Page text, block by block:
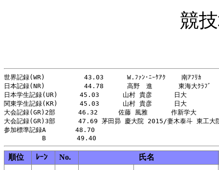
競
世界記録(WR)          43.03      W.ﾌｧﾝ･ﾆｰｹｱｸ    南ｱﾌﾘｶ
日本記録(NR)          44.78      高野　進    　 東海大ｸﾗﾌﾞ
日本学生記録(UR)    　45.03      山村 貴彦   　 日大
関東学生記録(KR)    　45.03      山村 貴彦   　 日大
大会記録(GR)2部　　　 46.32　　  佐藤 風雅      作新学大 　　
大会記録(GR)3部 　　　47.69 茅田昴 慶大院 2015/妻木泰斗 東工大
参加標準記録A　　　　 48.70
順位 ﾚｰﾝ No. 氏名